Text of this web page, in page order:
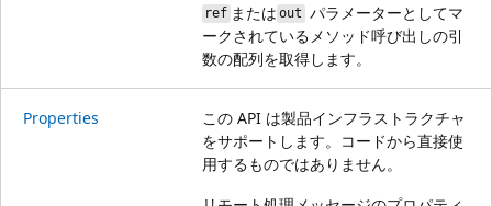
refまたは out パラメーターとしてマ
ークされているメソッド呼び出しの引
数の配列を取得します。
Properties
この API は製品インフラストラクチャ
をサポートします。コードから直接使
用するものではありません。